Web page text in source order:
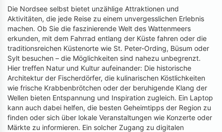
Die Nordsee selbst bietet unzählige Attraktionen und
Aktivitäten, die jede Reise zu einem unvergesslichen Erlebnis
machen. Ob Sie die faszinierende Welt des Wattenmeers
erkunden, mit dem Fahrrad entlang der Küste fahren oder die
traditionsreichen Küstenorte wie St. Peter-Ording, Büsum oder
Sylt besuchen – die Möglichkeiten sind nahezu unbegrenzt.
Hier treffen Natur und Kultur aufeinander: Die historische
Architektur der Fischerdörfer, die kulinarischen Köstlichkeiten
wie frische Krabbenbrötchen oder der beruhigende Klang der
Wellen bieten Entspannung und Inspiration zugleich. Ein Laptop
kann auch dabei helfen, die besten Geheimtipps der Region zu
finden oder sich über lokale Veranstaltungen wie Konzerte oder
Märkte zu informieren. Ein solcher Zugang zu digitalen